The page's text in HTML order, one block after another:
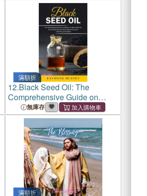
滿額折
12.Black Seed Oil: The
Comprehensive Guide on
Benefit of Black Seed Oil (The
Proven Healing Health
Benefits Used as a Natural
Supplement)
無庫存
滿額折